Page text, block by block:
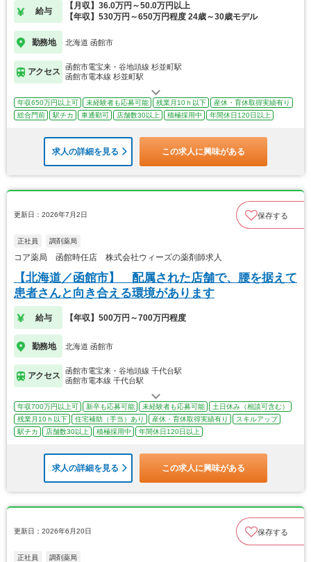
給与
【月収】36.0万円～50.0万円以上
【年収】530万円～650万円程度 24歳～30歳モデル
勤務地 北海道 函館市
アクセス
函館市電宝来・谷地頭線 杉並町駅
函館市電本線 杉並町駅
年収650万円以上可 未経験者も応募可能 残業月10ｈ以下
産休・育休取得実績有り
総合門前
駅チカ 車通勤可 店舗数30以上 積極採用中 年間休日120日以上
求人の詳細を見る この求人に興味がある
更新日：2026年7月2日 保存する
正社員 調剤薬局
コア薬局 函館時任店 株式会社ウィーズの薬剤師求人
【北海道／函館市】 配属された店舗で、腰を据えて
患者さんと向き合える環境があります
給与 【年収】500万円～700万円程度
勤務地 北海道 函館市
アクセス
函館市電宝来・谷地頭線 千代台駅
函館市電本線 千代台駅
年収700万円以上可 新卒も応募可能 未経験者も応募可能
土日休み（相談可含む）
残業月10ｈ以下
住宅補助（手当）あり 産休・育休取得実績有り
スキルアップ
駅チカ
店舗数30以上 積極採用中 年間休日120日以上
求人の詳細を見る この求人に興味がある
更新日：2026年6月20日 保存する
正社員 調剤薬局